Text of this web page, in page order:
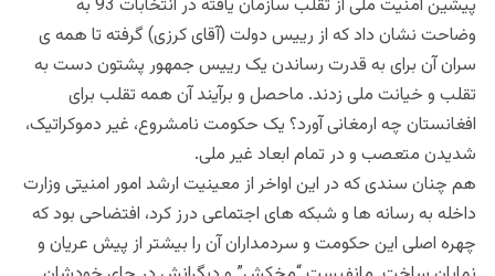
پیشین امنیت ملی از تقلب سازمان یافته در انتخابات 93 به
وضاحت نشان داد که از رییس دولت (آقای کرزی) گرفته تا همه ی
سران آن برای به قدرت رساندن یک رییس جمهور پشتون دست به
تقلب و خیانت ملی زدند. ماحصل و برآیند آن همه تقلب برای
افغانستان چه ارمغانی آورد؟ یک حکومت نامشروع، غیر دموکراتیک،
شدیدن متعصب و در تمام ابعاد غیر ملی.
هم چنان سندی که در این اواخر از معینیت ارشد امور امنیتی وزارت
داخله به رسانه ها و شبکه های اجتماعی درز کرد، افتضاحی بود که
چهره اصلی این حکومت و سردمداران آن را بیشتر از پیش عریان و